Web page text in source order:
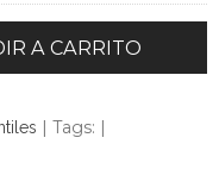
A CARRITO
| Tags: |